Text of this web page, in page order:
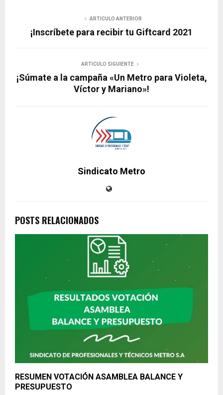
ARTICULO ANTERIOR
¡Inscríbete para recibir tu Giftcard 2021
ARTICULO SIGUIENTE
¡Súmate a la campaña «Un Metro para Violeta,
Víctor y Mariano»!
Sindicato Metro
POSTS RELACIONADOS
RESUMEN VOTACIÓN ASAMBLEA BALANCE Y
PRESUPUESTO